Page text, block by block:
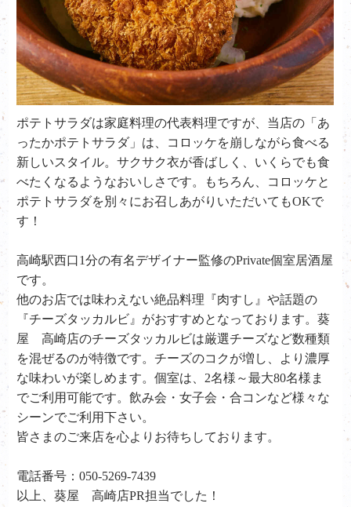
ポテトサラダは家庭料理の代表料理ですが、当店の「あ
ったかポテトサラダ」は、コロッケを崩しながら食べる
新しいスタイル。サクサク衣が香ばしく、いくらでも食
べたくなるようなおいしさです。もちろん、コロッケと
ポテトサラダを別々にお召しあがりいただいてもOKで
す！
高崎駅西口1分の有名デザイナー監修のPrivate個室居酒屋
です。
他のお店では味わえない絶品料理『肉すし』や話題の
『チーズタッカルビ』がおすすめとなっております。葵
屋 高崎店のチーズタッカルビは厳選チーズなど数種類
を混ぜるのが特徴です。チーズのコクが増し、より濃厚
な味わいが楽しめます。個室は、2名様～最大80名様ま
でご利用可能です。飲み会・女子会・合コンなど様々な
シーンでご利用下さい。
皆さまのご来店を心よりお待ちしております。
電話番号：050-5269-7439
以上、葵屋 高崎店PR担当でした！